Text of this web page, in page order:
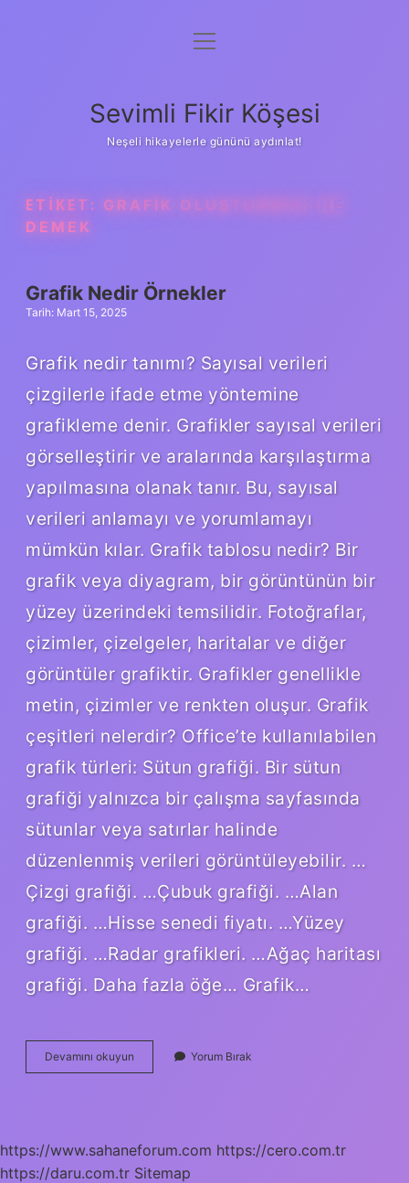
Anasayfa
Yasal Uyarı
menüyü
Sevimli Fikir Köşesi
Neşeli hikayelerle gününü aydınlat!
ETIKET: GRAFIK OLUŞTURMAK NE
DEMEK
Grafik Nedir Örnekler
Tarih: Mart 15, 2025
Grafik nedir tanımı? Sayısal verileri
çizgilerle ifade etme yöntemine
grafikleme denir. Grafikler sayısal verileri
görselleştirir ve aralarında karşılaştırma
yapılmasına olanak tanır. Bu, sayısal
verileri anlamayı ve yorumlamayı
mümkün kılar. Grafik tablosu nedir? Bir
grafik veya diyagram, bir görüntünün bir
yüzey üzerindeki temsilidir. Fotoğraflar,
çizimler, çizelgeler, haritalar ve diğer
görüntüler grafiktir. Grafikler genellikle
metin, çizimler ve renkten oluşur. Grafik
çeşitleri nelerdir? Office’te kullanılabilen
grafik türleri: Sütun grafiği. Bir sütun
grafiği yalnızca bir çalışma sayfasında
sütunlar veya satırlar halinde
düzenlenmiş verileri görüntüleyebilir. …
Çizgi grafiği. …Çubuk grafiği. …Alan
grafiği. …Hisse senedi fiyatı. …Yüzey
grafiği. …Radar grafikleri. …Ağaç haritası
grafiği. Daha fazla öğe… Grafik…
Devamını okuyun
Nedir
Yorum Bırak
https://www.sahaneforum.com https://cero.com.tr
https://daru.com.tr Sitemap